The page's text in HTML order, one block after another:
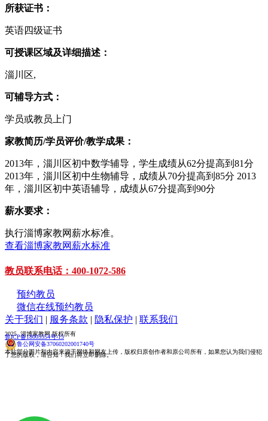
所获证书：
英语四级证书
可授课区域及详细描述：
淄川区,
可辅导方式：
学员或教员上门
家教简历/学员评价/教学成果：
2013年，淄川区初中数学辅导，学生成绩从62分提高到81分
2013年，淄川区初中生物辅导，成绩从70分提高到85分 2013
年，淄川区初中英语辅导，成绩从67分提高到90分
薪水要求：
执行淄博家教网薪水标准。
查看淄博家教网薪水标准
教员联系电话：400-1072-586
预约教员
微信在线预约教员
关于我们 | 服务条款 | 隐私保护 | 联系我们
2025 淄博家教网 版权所有
鲁ICP备18005554号-15
鲁公网安备37060202001740号
本站部分图片和内容来源于网络和网友上传，版权归原创作者和原公司所有，如果您认为我们侵犯
了您的版权，请告知！我们将立即删除。